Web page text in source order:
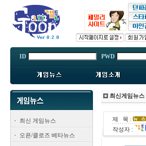
ID PWD
최신 게임뉴스
오픈/클로즈 베타뉴스
최신게임뉴스
제 목 :
작성자 :